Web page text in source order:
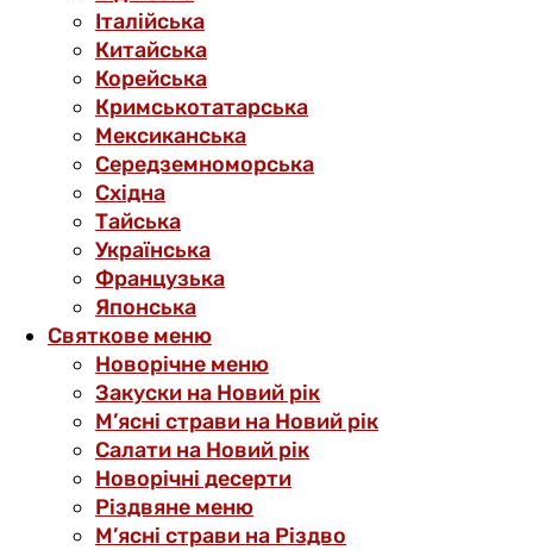
Італійська
Китайська
Корейська
Кримськотатарська
Мексиканська
Середземноморська
Східна
Тайська
Українська
Французька
Японська
Святкове меню
Новорічне меню
Закуски на Новий рік
М’ясні страви на Новий рік
Салати на Новий рік
Новорічні десерти
Різдвяне меню
М’ясні страви на Різдво